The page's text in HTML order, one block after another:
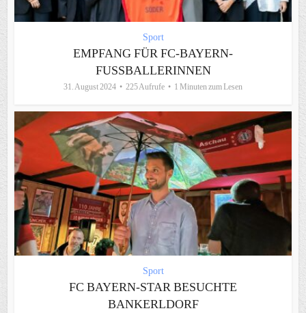
Sport
EMPFANG FÜR FC-BAYERN-
FUSSBALLERINNEN
31. August 2024 225 Aufrufe 1 Minuten zum Lesen
Sport
FC BAYERN-STAR BESUCHTE
BANKERLDORF